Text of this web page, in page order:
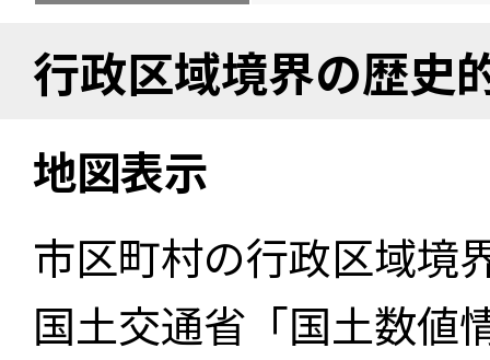
行政区域境界の歴史
地図表示
市区町村の行政区域境
国土交通省「国土数値